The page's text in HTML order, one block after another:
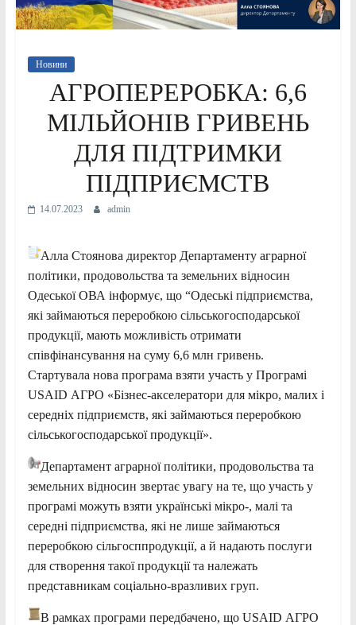
Новини
АГРОПЕРЕРОБКА: 6,6
МІЛЬЙОНІВ ГРИВЕНЬ
ДЛЯ ПІДТРИМКИ
ПІДПРИЄМСТВ
14.07.2023 admin
Алла Стоянова директор Департаменту аграрної
політики, продовольства та земельних відносин
Одеської ОВА інформує, що “Одеські підприємства,
які займаються переробкою сільськогосподарської
продукції, мають можливість отримати
співфінансування на суму 6,6 млн гривень.
Стартувала нова програма взяти участь у Програмі
USAID АГРО «Бізнес-акселератори для мікро, малих і
середніх підприємств, які займаються переробкою
сільськогосподарської продукції».
Департамент аграрної політики, продовольства та
земельних відносин звертає увагу на те, що участь у
програмі можуть взяти українські мікро-, малі та
середні підприємства, які не лише займаються
переробкою сільгосппродукції, а й надають послуги
для створення такої продукції та належать
представникам соціально-вразливих груп.
В рамках програми передбачено, що USAID АГРО